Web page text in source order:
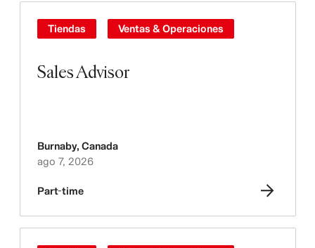
Sales Advisor
Tiendas Ventas & Operaciones
Burnaby, Canada
ago 7, 2026
Part-time